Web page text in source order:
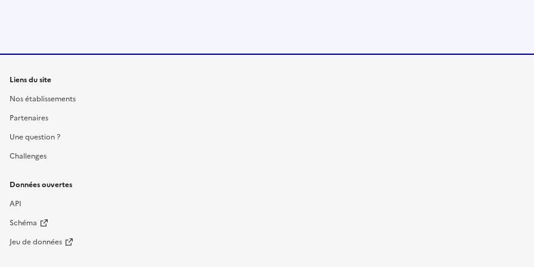
Liens du site
Nos établissements
Partenaires
Une question ?
Challenges
Données ouvertes
API
Schéma
Jeu de données